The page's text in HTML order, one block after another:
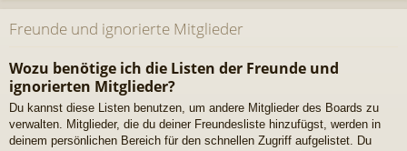
Freunde und ignorierte Mitglieder
Wozu benötige ich die Listen der Freunde und
ignorierten Mitglieder?
Du kannst diese Listen benutzen, um andere Mitglieder des Boards zu
verwalten. Mitglieder, die du deiner Freundesliste hinzufügst, werden in
deinem persönlichen Bereich für den schnellen Zugriff aufgelistet. Du